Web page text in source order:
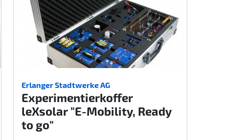
Erlanger Stadtwerke AG
Experimentierkoffer
leXsolar "E-Mobility, Ready
to go"